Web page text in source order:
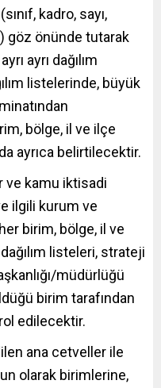
kadro, sayı,
göz önünde tutarak
ayrı dağılım
listelerinde, büyük
bölge, il ve ilçe
ayrıca belirtilecektir.
ve kamu iktisadi
ilgili kurum ve
birim, bölge, il ve
listeleri, strateji
müdürlüğü
birim tarafından
edilecektir.
ana cetveller ile
olarak birimlerine,